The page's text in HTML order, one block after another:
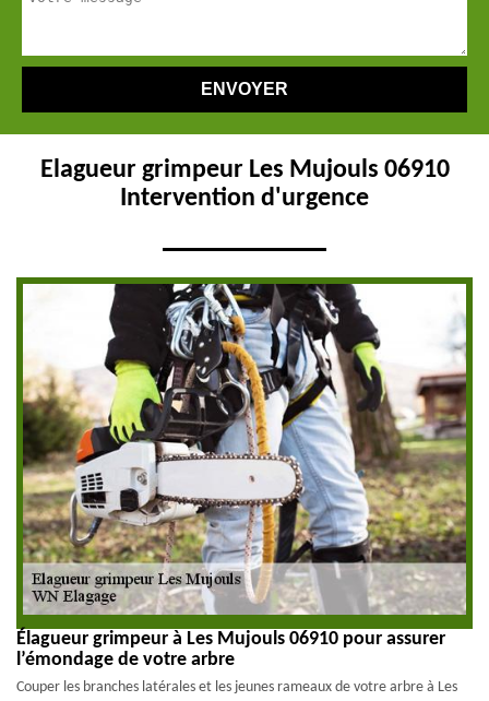
Elagueur grimpeur Les Mujouls 06910
Intervention d'urgence
Élagueur grimpeur à Les Mujouls 06910 pour assurer
l’émondage de votre arbre
Couper les branches latérales et les jeunes rameaux de votre arbre à Les